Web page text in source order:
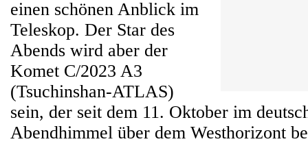
einen schönen Anblick im
Teleskop. Der Star des
Abends wird aber der
Komet C/2023 A3
(Tsuchinshan-ATLAS)
sein, der seit dem 11. Oktober im
Abendhimmel über dem Westhorizont